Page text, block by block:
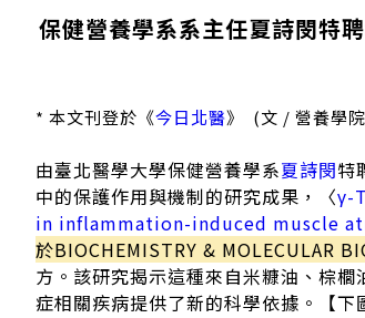
保健營養學系系主任夏詩閔特
* 本文刊登於《今日北醫》 (文 / 營養學
由臺北醫學大學保健營養學系夏詩閔特
中的保護作用與機制的研究成果，〈γ-
in inflammation-induced muscle
於BIOCHEMISTRY & MOLECULAR
方。該研究揭示這種來自米糠油、棕
症相關疾病提供了新的科學依據。【下